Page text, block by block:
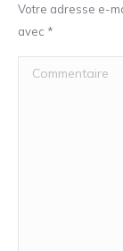
Votre adresse e-
avec *
Commentaire